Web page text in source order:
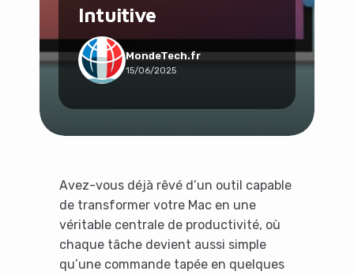
Intuitive
MondeTech.fr
15/06/2025
Avez-vous déjà rêvé d’un outil capable
de transformer votre Mac en une
véritable centrale de productivité, où
chaque tâche devient aussi simple
qu’une commande tapée en quelques
Social & Communauté
Tech & Développement
Travail & Productivité
Voyage